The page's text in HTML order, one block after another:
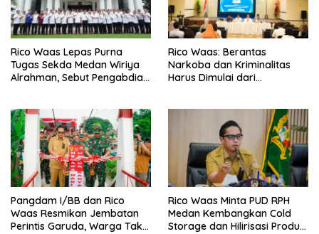
Rico Waas Lepas Purna
Tugas Sekda Medan Wiriya
Alrahman, Sebut Pengabdian
Rico Waas: Berantas
Narkoba dan Kriminalitas
Harus Dimulai dari
Pangdam I/BB dan Rico
Waas Resmikan Jembatan
Perintis Garuda, Warga Tak
Rico Waas Minta PUD RPH
Medan Kembangkan Cold
Storage dan Hilirisasi Produk